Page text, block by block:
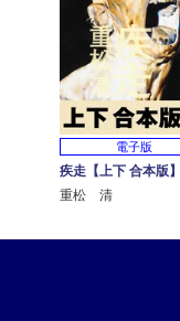
電子版
疾走【上下 合本版】
重松 清